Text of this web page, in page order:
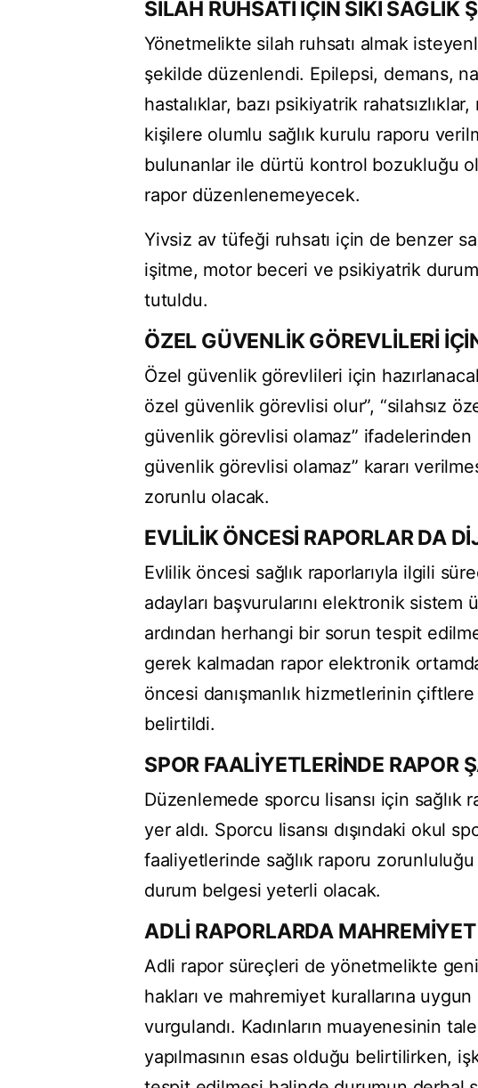
SİLAH RUHSATI İÇİN SIKI SAĞLIK
Yönetmelikte silah ruhsatı almak
şekilde düzenlendi. Epilepsi, demans,
hastalıklar, bazı psikiyatrik
kişilere olumlu sağlık kurulu raporu
bulunanlar ile dürtü kontrol bozukluğu
rapor düzenlenemeyecek.
Yivsiz av tüfeği ruhsatı için de benzer
işitme, motor beceri ve psikiyatrik
tutuldu.
ÖZEL GÜVENLİK GÖREVLİLERİ
Özel güvenlik görevlileri için
özel güvenlik görevlisi olur”, “silahsız
güvenlik görevlisi olamaz”
güvenlik görevlisi olamaz” kararı
zorunlu olacak.
EVLİLİK ÖNCESİ RAPORLAR DA
Evlilik öncesi sağlık raporlarıyla ilgili
adayları başvurularını elektronik
ardından herhangi bir sorun tespit
gerek kalmadan rapor elektronik
öncesi danışmanlık hizmetlerinin
belirtildi.
SPOR FAALİYETLERİNDE RAPOR
Düzenlemede sporcu lisansı için sağlık
yer aldı. Sporcu lisansı dışındaki okul
faaliyetlerinde sağlık raporu zorunluluğu
durum belgesi yeterli olacak.
ADLİ RAPORLARDA
Adli rapor süreçleri de yönetmelikte
hakları ve mahremiyet kurallarına
vurgulandı. Kadınların muayenesinin
yapılmasının esas olduğu belirtilirken,